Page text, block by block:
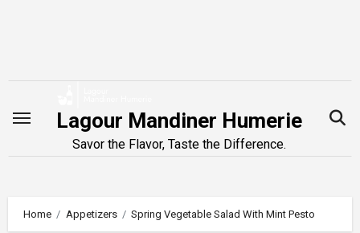
Lagour Mandiner Humerie
Savor the Flavor, Taste the Difference.
Home Appetizers Spring Vegetable Salad With Mint Pesto